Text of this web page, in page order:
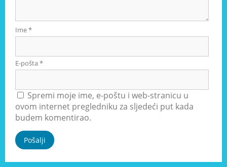
Ime*
E-pošta*
Spremi moje ime, e-poštu i web-stranicu u
ovom internet pregledniku za sljedeći put kada
budem komentirao.